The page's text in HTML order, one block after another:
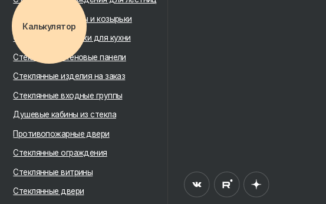
Стеклянные изделия на заказ
Стеклянные входные группы
Душевые кабины из стекла
Стеклянные ограждения
Лофт перегородки и двери
Стеклянные витрины
Стеклянные двери
Противопожарные двери
Калькулятор